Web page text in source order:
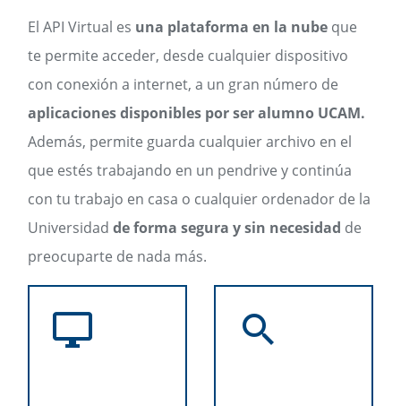
El API Virtual es una plataforma en la nube que
te permite acceder, desde cualquier dispositivo
con conexión a internet, a un gran número de
aplicaciones disponibles por ser alumno UCAM.
Además, permite guarda cualquier archivo en el
que estés trabajando en un pendrive y continúa
con tu trabajo en casa o cualquier ordenador de la
Universidad de forma segura y sin necesidad de
preocuparte de nada más.